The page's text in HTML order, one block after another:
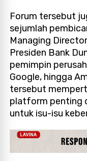
Forum tersebut
sejumlah
Managing
Presiden Bank
pemimpin
Google, hingga
tersebut
platform penting
untuk isu-isu